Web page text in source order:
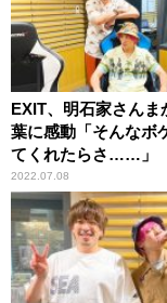
EXIT、明石家さんま
葉に感動「そんなボ
てくれたらさ……」
2022.07.08